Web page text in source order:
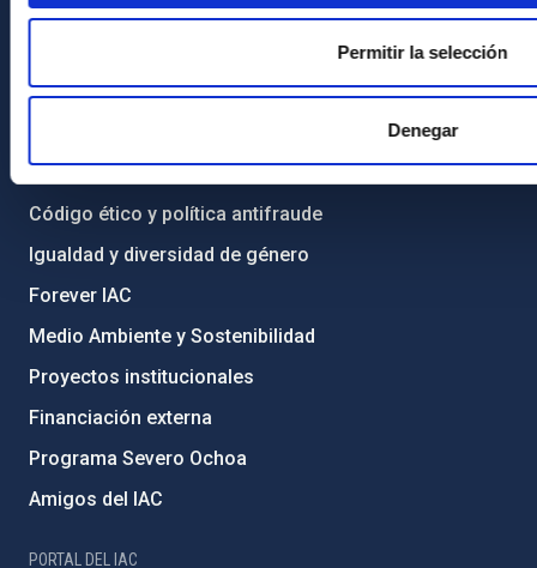
Permitir la selección
Denegar
Registro general
INFORMACIÓN INSTITUCIONAL
Transparencia
Código ético y política antifraude
Igualdad y diversidad de género
Forever IAC
Medio Ambiente y Sostenibilidad
Proyectos institucionales
Financiación externa
Programa Severo Ochoa
Amigos del IAC
PORTAL DEL IAC